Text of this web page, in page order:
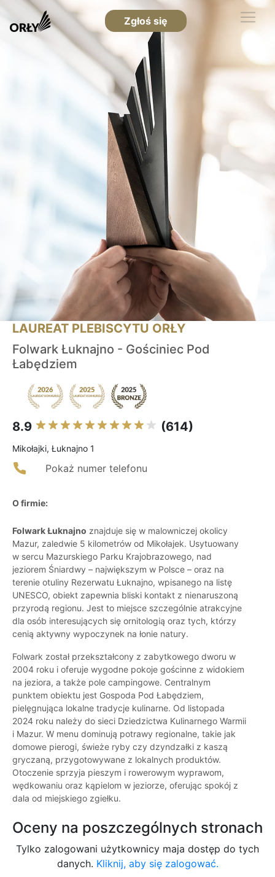
Zgłoś się
LAUREAT PLEBISCYTU ORŁY
Folwark Łuknajno - Gościniec Pod
Łabędziem
8.9 (614)
Mikołajki, Łuknajno 1
Pokaż numer telefonu
O firmie:
Folwark Łuknajno znajduje się w malowniczej okolicy
Mazur, zaledwie 5 kilometrów od Mikołajek. Usytuowany
w sercu Mazurskiego Parku Krajobrazowego, nad
jeziorem Śniardwy – największym w Polsce – oraz na
terenie otuliny Rezerwatu Łuknajno, wpisanego na listę
UNESCO, obiekt zapewnia bliski kontakt z nienaruszoną
przyrodą regionu. Jest to miejsce szczególnie atrakcyjne
dla osób interesujących się ornitologią oraz tych, którzy
cenią aktywny wypoczynek na łonie natury.
Folwark został przekształcony z zabytkowego dworu w
2004 roku i oferuje wygodne pokoje gościnne z widokiem
na jeziora, a także pole campingowe. Centralnym
punktem obiektu jest Gospoda Pod Łabędziem,
pielęgnująca lokalne tradycje kulinarne. Od listopada
2024 roku należy do sieci Dziedzictwa Kulinarnego Warmii
i Mazur. W menu dominują potrawy regionalne, takie jak
domowe pierogi, świeże ryby czy dzyndzałki z kaszą
gryczaną, przygotowywane z lokalnych produktów.
Otoczenie sprzyja pieszym i rowerowym wyprawom,
wędkowaniu oraz kąpielom w jeziorze, oferując spokój z
dala od miejskiego zgiełku.
Oceny na poszczególnych stronach
Tylko zalogowani użytkownicy maja dostęp do tych
danych. Kliknij, aby się zalogować.